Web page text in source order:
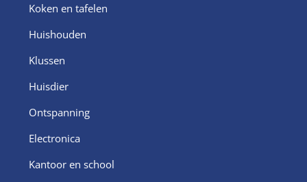
Koken en tafelen
Huishouden
Klussen
Huisdier
Ontspanning
Electronica
Kantoor en school